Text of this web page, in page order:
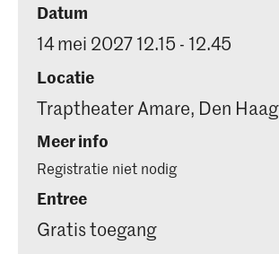
Datum
14 mei 2027 12.15 - 12.45
Locatie
Traptheater Amare, Den Haag
Meer info
Registratie niet nodig
Entree
Gratis toegang